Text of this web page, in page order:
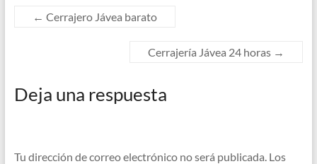
← Cerrajero Jávea barato
Cerrajería Jávea 24 horas →
Deja una respuesta
Tu dirección de correo electrónico no será publicada. Los